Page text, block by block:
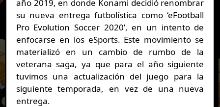
año 2019, en donde Konami decidió renombrar
su nueva entrega futbolística como ‘eFootball
Pro Evolution Soccer 2020’, en un intento de
enfocarse en los eSports. Este movimiento se
materializó en un cambio de rumbo de la
veterana saga, ya que para el año siguiente
tuvimos una actualización del juego para la
siguiente temporada, en vez de una nueva
entrega.